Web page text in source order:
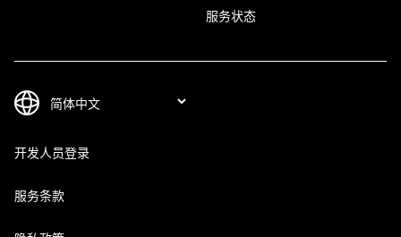
服务状态
开发人员登录
服务条款